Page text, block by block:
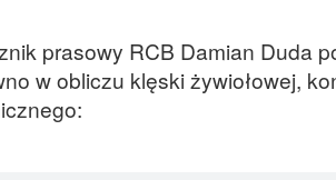
prasowy RCB Damian Duda
w obliczu klęski żywiołowej,